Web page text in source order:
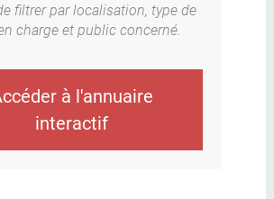
filtrer par localisation, type de
charge et public concerné.
à l'annuaire
interactif